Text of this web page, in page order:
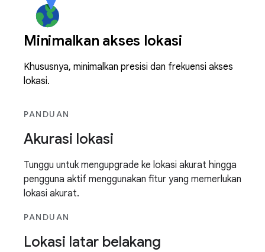
Minimalkan akses lokasi
Khususnya, minimalkan presisi dan frekuensi akses
lokasi.
PANDUAN
Akurasi lokasi
Tunggu untuk mengupgrade ke lokasi akurat hingga
pengguna aktif menggunakan fitur yang memerlukan
lokasi akurat.
PANDUAN
Lokasi latar belakang